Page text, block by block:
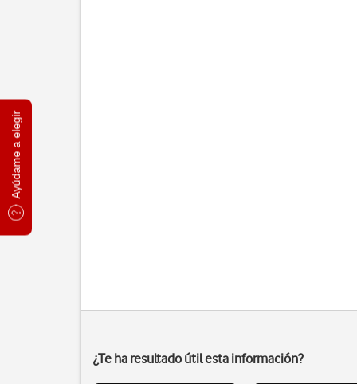
Ayúdame a elegir
¿Te ha resultado útil esta información?